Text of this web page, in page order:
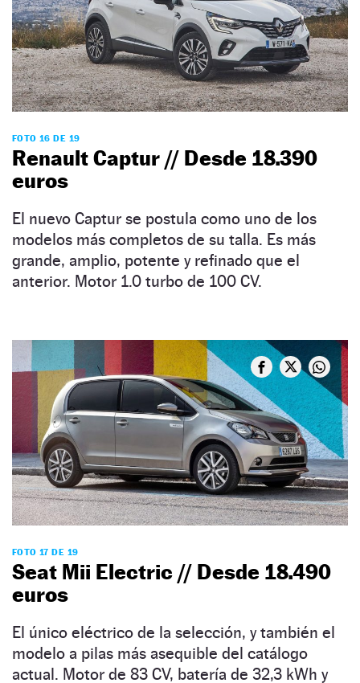
FOTO 16 DE 19
Renault Captur // Desde 18.390
euros
El nuevo Captur se postula como uno de los
modelos más completos de su talla. Es más
grande, amplio, potente y refinado que el
anterior. Motor 1.0 turbo de 100 CV.
FOTO 17 DE 19
Seat Mii Electric // Desde 18.490
euros
El único eléctrico de la selección, y también el
modelo a pilas más asequible del catálogo
actual. Motor de 83 CV, batería de 32,3 kWh y